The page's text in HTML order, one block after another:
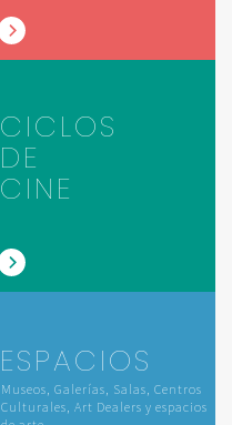
CICLOS
DE
CINE
ESPACIOS
Museos, Galerías, Salas, Centros
Culturales, Art Dealers y espacios